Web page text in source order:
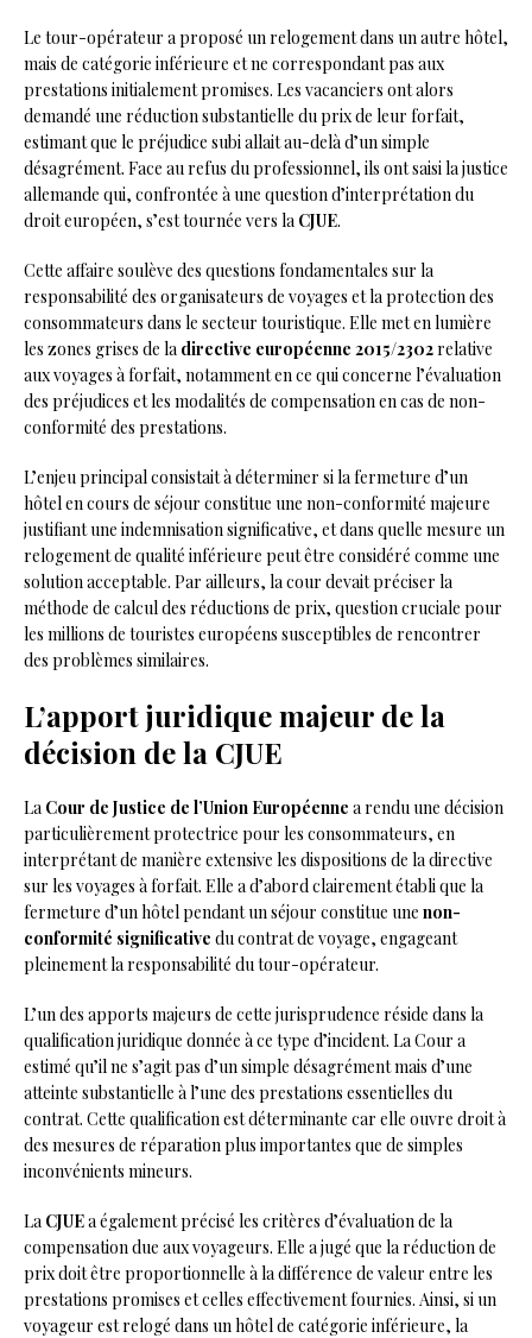
Le tour-opérateur a proposé un relogement dans un autre hôtel,
mais de catégorie inférieure et ne correspondant pas aux
prestations initialement promises. Les vacanciers ont alors
demandé une réduction substantielle du prix de leur forfait,
estimant que le préjudice subi allait au-delà d’un simple
désagrément. Face au refus du professionnel, ils ont saisi la justice
allemande qui, confrontée à une question d’interprétation du
droit européen, s’est tournée vers la CJUE.
Cette affaire soulève des questions fondamentales sur la
responsabilité des organisateurs de voyages et la protection des
consommateurs dans le secteur touristique. Elle met en lumière
les zones grises de la directive européenne 2015/2302relative
aux voyages à forfait, notamment en ce qui concerne l’évaluation
des préjudices et les modalités de compensation en cas de non-
conformité des prestations.
L’enjeu principal consistait à déterminer si la fermeture d’un
hôtel en cours de séjour constitue une non-conformité majeure
justifiant une indemnisation significative, et dans quelle mesure un
relogement de qualité inférieure peut être considéré comme une
solution acceptable. Par ailleurs, la cour devait préciser la
méthode de calcul des réductions de prix, question cruciale pour
les millions de touristes européens susceptibles de rencontrer
des problèmes similaires.
L’apport juridique majeur de la
décision de la CJUE
La Cour de Justice de l’Union Européenne a rendu une décision
particulièrement protectrice pour les consommateurs, en
interprétant de manière extensive les dispositions de la directive
sur les voyages à forfait. Elle a d’abord clairement établi que la
fermeture d’un hôtel pendant un séjour constitue une non-
conformité significative du contrat de voyage, engageant
pleinement la responsabilité du tour-opérateur.
L’un des apports majeurs de cette jurisprudence réside dans la
qualification juridique donnée à ce type d’incident. La Cour a
estimé qu’il ne s’agit pas d’un simple désagrément mais d’une
atteinte substantielle à l’une des prestations essentielles du
contrat. Cette qualification est déterminante car elle ouvre droit à
des mesures de réparation plus importantes que de simples
inconvénients mineurs.
La CJUEa également précisé les critères d’évaluation de la
compensation due aux voyageurs. Elle a jugé que la réduction de
prix doit être proportionnelle à la différence de valeur entre les
prestations promises et celles effectivement fournies. Ainsi, si un
voyageur est relogé dans un hôtel de catégorie inférieure, la